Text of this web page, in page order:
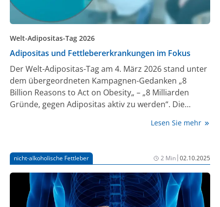
Welt-Adipositas-Tag 2026
Adipositas und Fettlebererkrankungen im Fokus
Der Welt-Adipositas-Tag am 4. März 2026 stand unter
dem übergeordneten Kampagnen-Gedanken „8
Billion Reasons to Act on Obesity„ – „8 Milliarden
Gründe, gegen Adipositas aktiv zu werden“. Die
betrifft und ihre Prävention und Behandlung ist eine
Milliarde Menschen weltweit leben bereits heute mit
Adipositas. Auch in Deutschland sind immer mehr
Erwachsene und Kinder stark übergewichtig – mit
weiter steigender Tendenz. Anlässlich des
Aktionstages weist die Deutsche Leberstiftung
Lesen Sie mehr
nicht-alkoholische Fettleber 2 Min|02.10.2025